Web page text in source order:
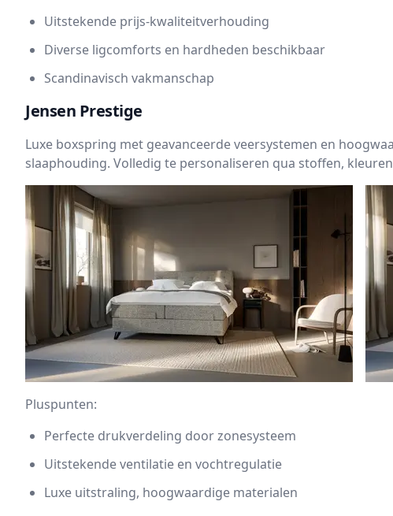
Uitstekende prijs-kwaliteitverhouding
Diverse ligcomforts en hardheden beschikbaar
Scandinavisch vakmanschap
Jensen Prestige
Luxe boxspring met geavanceerde veersystemen en
slaaphouding. Volledig te personaliseren qua stoffen,
Pluspunten:
Perfecte drukverdeling door zonesysteem
Uitstekende ventilatie en vochtregulatie
Luxe uitstraling, hoogwaardige materialen